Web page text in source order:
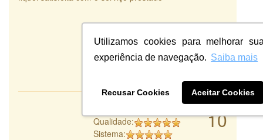
Utilizamos cookies para melhorar
experiência de navegação. Saiba mais
Recusar Cookies Aceitar Cookies
10
Qualidade:
Sistema: